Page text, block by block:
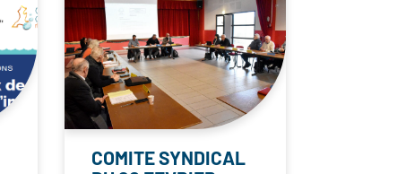
COMITE SYNDICAL